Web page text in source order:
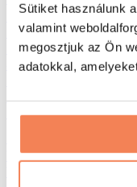
Sütiket használunk
valamint
megosztjuk az Ön
adatokkal,
Futás
Küzdősportok
Kerékpározás
Jóga és pilates
Úszás
Túrázás
Vörösfény-terápia